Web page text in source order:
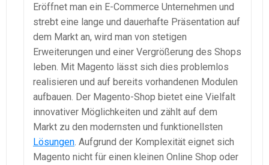
Eröffnet man ein E-Commerce Unternehmen und
strebt eine lange und dauerhafte Präsentation auf
dem Markt an, wird man von stetigen
Erweiterungen und einer Vergrößerung des Shops
leben. Mit Magento lässt sich dies problemlos
realisieren und auf bereits vorhandenen Modulen
aufbauen. Der Magento-Shop bietet eine Vielfalt
innovativer Möglichkeiten und zählt auf dem
Markt zu den modernsten und funktionellsten
Lösungen. Aufgrund der Komplexität eignet sich
Magento nicht für einen kleinen Online Shop oder